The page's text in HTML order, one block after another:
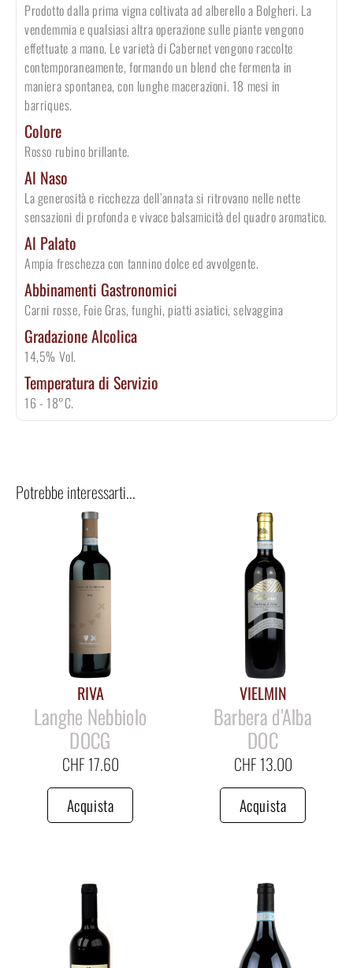
Prodotto dalla prima vigna coltivata ad alberello a Bolgheri. La
vendemmia e qualsiasi altra operazione sulle piante vengono
effettuate a mano. Le varietà di Cabernet vengono raccolte
contemporaneamente, formando un blend che fermenta in
maniera spontanea, con lunghe macerazioni. 18 mesi in
barriques.
Colore
Rosso rubino brillante.
Al Naso
La generosità e ricchezza dell’annata si ritrovano nelle nette
sensazioni di profonda e vivace balsamicità del quadro aromatico.
Al Palato
Ampia freschezza con tannino dolce ed avvolgente.
Abbinamenti Gastronomici
Carni rosse, Foie Gras, funghi, piatti asiatici, selvaggina
Gradazione Alcolica
14,5% Vol.
Temperatura di Servizio
16 - 18°C.
Potrebbe interessarti...
RIVA
Langhe Nebbiolo
DOCG
CHF 17.60
Acquista
VIELMIN
Barbera d’Alba
DOC
CHF 13.00
Acquista